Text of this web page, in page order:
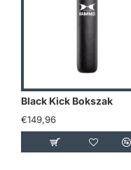
Black Kick Bokszak
€149,96